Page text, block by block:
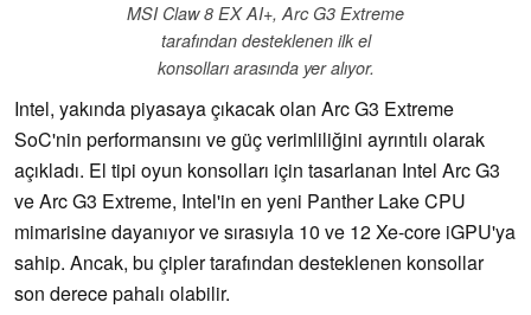
MSI Claw 8 EX AI+, Arc G3 Extreme
tarafından desteklenen ilk el
konsolları arasında yer alıyor.
Intel, yakında piyasaya çıkacak olan Arc G3 Extreme
SoC'nin performansını ve güç verimliliğini ayrıntılı olarak
açıkladı. El tipi oyun konsolları için tasarlanan Intel Arc G3
ve Arc G3 Extreme, Intel'in en yeni Panther Lake CPU
mimarisine dayanıyor ve sırasıyla 10 ve 12 Xe-core iGPU'ya
sahip. Ancak, bu çipler tarafından desteklenen konsollar
son derece pahalı olabilir.